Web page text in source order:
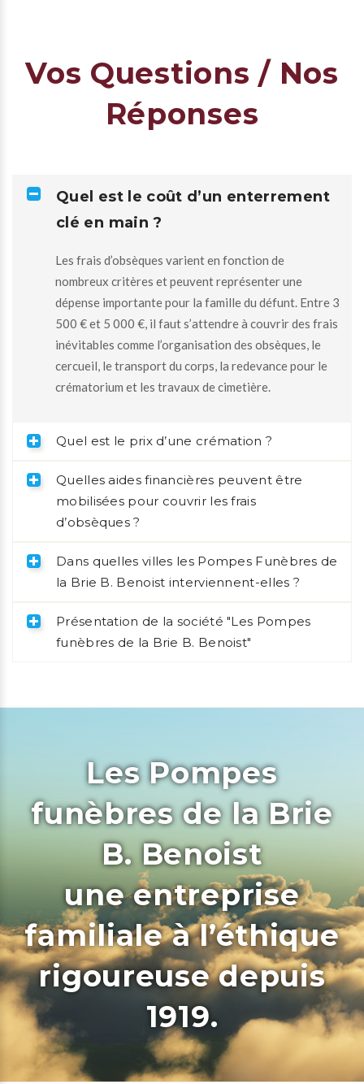
Vos Questions / Nos
Réponses
Quel est le coût d’un enterrement
clé en main ?
Les frais d’obsèques varient en fonction de
nombreux critères et peuvent représenter une
dépense importante pour la famille du défunt. Entre 3
500 € et 5 000 €, il faut s’attendre à couvrir des frais
inévitables comme l’organisation des obsèques, le
cercueil, le transport du corps, la redevance pour le
crématorium et les travaux de cimetière.
Quel est le prix d’une crémation ?
Quelles aides financières peuvent être
mobilisées pour couvrir les frais
d’obsèques ?
Dans quelles villes les Pompes Funèbres de
la Brie B. Benoist interviennent-elles ?
Présentation de la société "Les Pompes
funèbres de la Brie B. Benoist"
Les Pompes
funèbres de la Brie
B. Benoist
une entreprise
familiale à l’éthique
rigoureuse depuis
1919.